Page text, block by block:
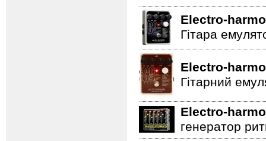
Electro-
Гітара
Electro-
Гітарний
Electro-
генератор